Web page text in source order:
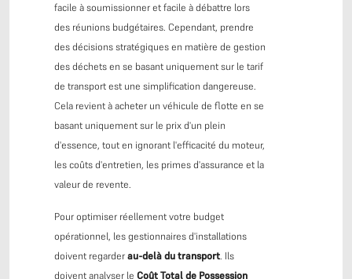
facile à soumissionner et facile à débattre lors
des réunions budgétaires. Cependant, prendre
des décisions stratégiques en matière de gestion
des déchets en se basant uniquement sur le tarif
de transport est une simplification dangereuse.
Cela revient à acheter un véhicule de flotte en se
basant uniquement sur le prix d'un plein
d'essence, tout en ignorant l'efficacité du moteur,
les coûts d'entretien, les primes d'assurance et la
valeur de revente.
Pour optimiser réellement votre budget
opérationnel, les gestionnaires d'installations
doivent regarderau-delà du transport. Ils
doivent analyser le Coût Total de Possession